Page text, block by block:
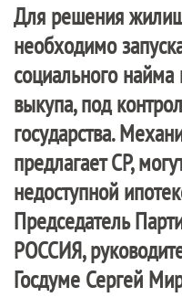
Для решения
необходимо
социального
выкупа, под
государства.
предлагает СР,
недоступной
Председатель
РОССИЯ,
Госдуме Сергей